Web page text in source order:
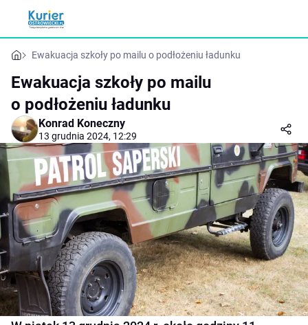
Ewakuacja szkoły po mailu o podłożeniu ładunku
Ewakuacja szkoły po mailu
o podłożeniu ładunku
Konrad Koneczny
13 grudnia 2024, 12:29